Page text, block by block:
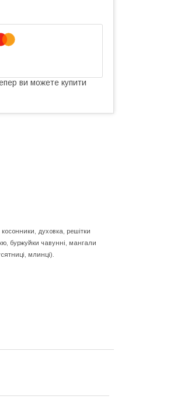
ви можете купити
духовка, решітки
буржуйки чавунні, мангали
млинці).